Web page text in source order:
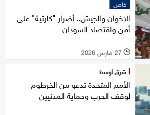
خاص
الإخوان والجيش.. أضرار "كارثية" على
أمن واقتصاد السودان
l 27 مارس 2026
شرق أوسط
الأمم المتحدة تدعو من الخرطوم
لوقف الحرب وحماية المدنيين